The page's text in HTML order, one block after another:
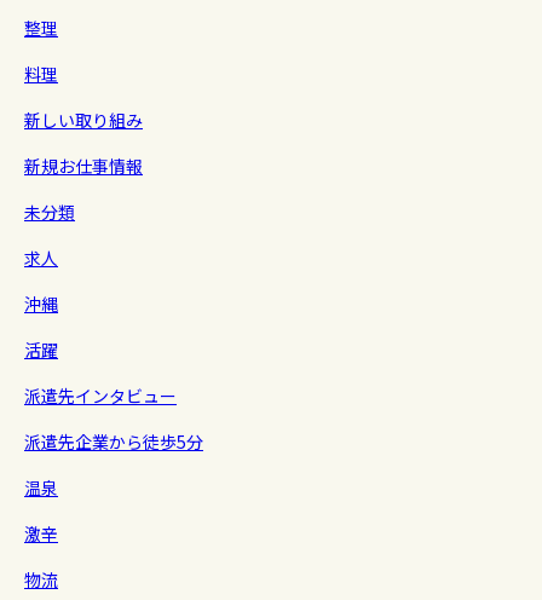
整理
料理
新しい取り組み
新規お仕事情報
未分類
求人
沖縄
活躍
派遣先インタビュー
派遣先企業から徒歩5分
温泉
激辛
物流